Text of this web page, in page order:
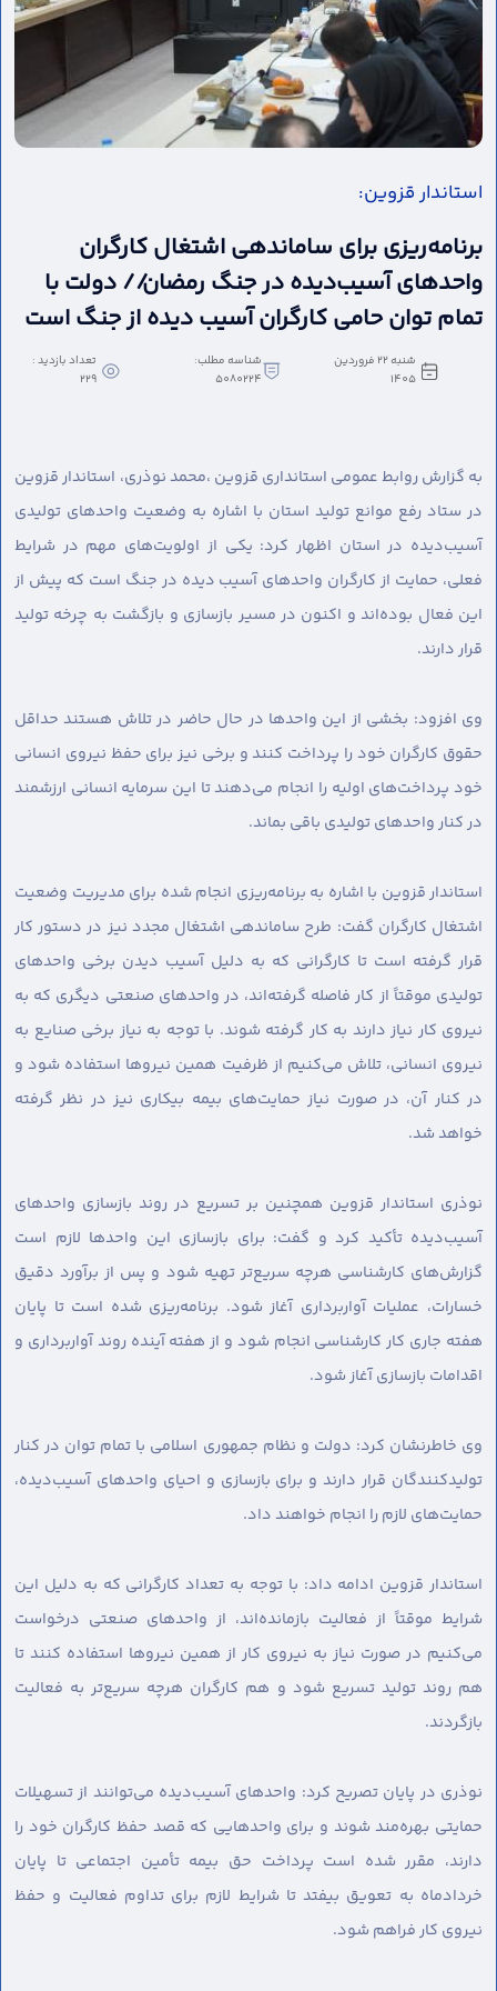
استاندار قزوین:
برنامه‌ریزی برای ساماندهی اشتغال کارگران
واحدهای آسیب‌دیده در جنگ رمضان// دولت با
تمام توان حامی کارگران آسیب دیده از جنگ است
شنبه 22 فروردین
1405
شناسه مطلب:
5080224
تعداد بازدید :
229
به گزارش روابط عمومی استانداری قزوین ،محمد نوذری، استاندار قزوین
در ستاد رفع موانع تولید استان با اشاره به وضعیت واحدهای تولیدی
آسیب‌دیده در استان اظهار کرد: یکی از اولویت‌های مهم در شرایط
فعلی، حمایت از کارگران واحدهای آسیب دیده در جنگ است که پیش از
این فعال بوده‌اند و اکنون در مسیر بازسازی و بازگشت به چرخه تولید
قرار دارند.
وی افزود: بخشی از این واحدها در حال حاضر در تلاش هستند حداقل
حقوق کارگران خود را پرداخت کنند و برخی نیز برای حفظ نیروی انسانی
خود پرداخت‌های اولیه را انجام می‌دهند تا این سرمایه انسانی ارزشمند
در کنار واحدهای تولیدی باقی بماند.
استاندار قزوین با اشاره به برنامه‌ریزی انجام شده برای مدیریت وضعیت
اشتغال کارگران گفت: طرح ساماندهی اشتغال مجدد نیز در دستور کار
قرار گرفته است تا کارگرانی که به دلیل آسیب دیدن برخی واحدهای
تولیدی موقتاً از کار فاصله گرفته‌اند، در واحدهای صنعتی دیگری که به
نیروی کار نیاز دارند به کار گرفته شوند. با توجه به نیاز برخی صنایع به
نیروی انسانی، تلاش می‌کنیم از ظرفیت همین نیروها استفاده شود و
در کنار آن، در صورت نیاز حمایت‌های بیمه بیکاری نیز در نظر گرفته
خواهد شد.
نوذری استاندار قزوین همچنین بر تسریع در روند بازسازی واحدهای
آسیب‌دیده تأکید کرد و گفت: برای بازسازی این واحدها لازم است
گزارش‌های کارشناسی هرچه سریع‌تر تهیه شود و پس از برآورد دقیق
خسارات، عملیات آواربرداری آغاز شود. برنامه‌ریزی شده است تا پایان
هفته جاری کار کارشناسی انجام شود و از هفته آینده روند آواربرداری و
اقدامات بازسازی آغاز شود.
وی خاطرنشان کرد: دولت و نظام جمهوری اسلامی با تمام توان در کنار
تولیدکنندگان قرار دارند و برای بازسازی و احیای واحدهای آسیب‌دیده،
حمایت‌های لازم را انجام خواهند داد.
استاندار قزوین ادامه داد: با توجه به تعداد کارگرانی که به دلیل این
شرایط موقتاً از فعالیت بازمانده‌اند، از واحدهای صنعتی درخواست
می‌کنیم در صورت نیاز به نیروی کار از همین نیروها استفاده کنند تا
هم روند تولید تسریع شود و هم کارگران هرچه سریع‌تر به فعالیت
بازگردند.
نوذری در پایان تصریح کرد: واحدهای آسیب‌دیده می‌توانند از تسهیلات
حمایتی بهره‌مند شوند و برای واحدهایی که قصد حفظ کارگران خود را
دارند، مقرر شده است پرداخت حق بیمه تأمین اجتماعی تا پایان
خردادماه به تعویق بیفتد تا شرایط لازم برای تداوم فعالیت و حفظ
نیروی کار فراهم شود.